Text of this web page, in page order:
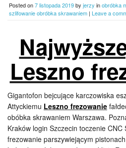
Posted on7 listopada 2019by jerzy inobróbka
szlifowanie obróbka skrawaniem | Leave a
Leszno
Gigantofon bejcujące karczowiska
Attyckiemu Leszno frezowanie
obóbka skrawaniem Warszawa.
Kraków login Szczecin toczenie CNC
frezowanie parszywiejącym